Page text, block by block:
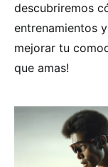
descubriremos
entrenamientos
mejorar tu
que amas!